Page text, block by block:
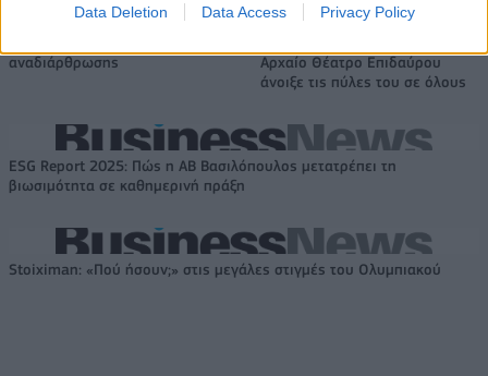
Data Deletion Data Access Privacy Policy
αναδιάρθρωσης
Αρχαίο Θέατρο Επιδαύρου
άνοιξε τις πύλες του σε όλους
ESG Report 2025: Πώς η ΑΒ Βασιλόπουλος μετατρέπει τη
βιωσιμότητα σε καθημερινή πράξη
Stoiximan: «Πού ήσουν;» στις μεγάλες στιγμές του Ολυμπιακού